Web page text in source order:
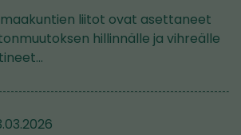
liitot ovat asettaneet
hillinnälle ja vihreälle